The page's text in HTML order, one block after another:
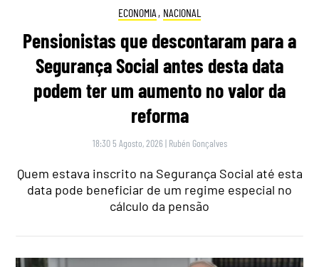
ECONOMIA , NACIONAL
Pensionistas que descontaram para a
Segurança Social antes desta data
podem ter um aumento no valor da
reforma
18:30 5 Agosto, 2026 | Rubén Gonçalves
Quem estava inscrito na Segurança Social até esta
data pode beneficiar de um regime especial no
cálculo da pensão